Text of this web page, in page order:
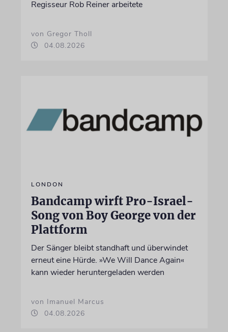
Regisseur Rob Reiner arbeitete
von Gregor Tholl
04.08.2026
LONDON
Bandcamp wirft Pro-Israel-
Song von Boy George von der
Plattform
Der Sänger bleibt standhaft und überwindet
erneut eine Hürde. »We Will Dance Again«
kann wieder heruntergeladen werden
von Imanuel Marcus
04.08.2026